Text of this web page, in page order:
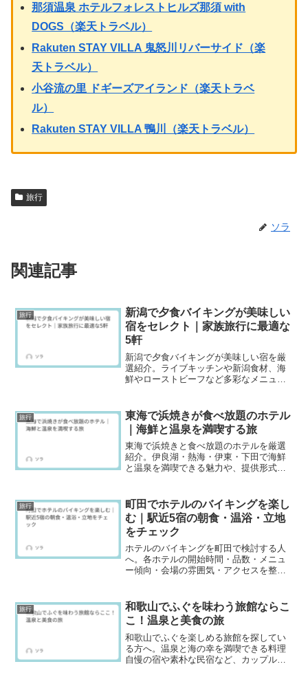
那須温泉 ホテルフォレストヒルズ那須 with
DOGS（楽天トラベル）
Rakuten STAY VILLA 鬼怒川リバーサイド（楽
天トラベル）
小谷流の里 ドギーズアイランド（楽天トラベ
ル）
Rakuten STAY VILLA 鴨川（楽天トラベル）
旅行
ソラ
関連記事
旅行
新潟で夕食バイキングが美味しい
宿をセレクト｜家族旅行に最適な
5軒
新潟で夕食バイキングが美味しい宿を厳
選紹介。ライブキッチンや新潟食材、海
鮮やローストビーフなど多彩なメニュ
旅行
東海で浜焼きが食べ放題のホテル
｜海鮮と温泉を満喫する旅
東海で浜焼きと食べ放題のホテルを厳選
紹介。伊良湖・熱海・伊東・下田で海鮮
と温泉を満喫できる魅力や、提供形式・
旅行
町田でホテルのバイキングを楽し
む｜駅近5宿の朝食・温浴・立地
をチェック
ホテルのバイキングを町田で検討する人
へ。各ホテルの開始時間・品数・メニュ
ー傾向・会場の雰囲気・アクセスを整理
旅行
和歌山でふぐを味わう旅館ならこ
こ！温泉と美食の旅
和歌山でふぐを楽しめる旅館を探してい
る方へ。温泉と海の幸を満喫できる料理
自慢の宿や素朴な民宿など、カップル・